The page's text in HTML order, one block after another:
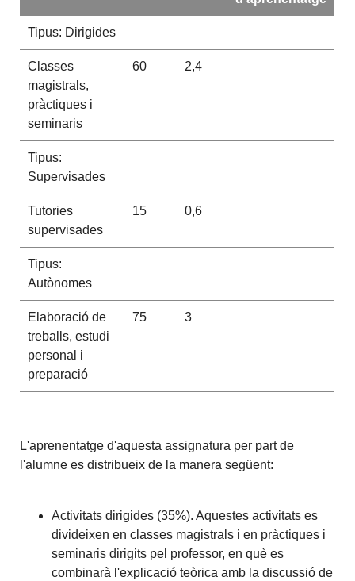
Tipus: Dirigides
Classes
magistrals,
pràctiques i
seminaris
60 2,4
Tipus:
Supervisades
Tutories
supervisades
15 0,6
Tipus:
Autònomes
Elaboració de
treballs, estudi
personal i
preparació
75 3
L'aprenentatge d'aquesta assignatura per part de
l'alumne es distribueix de la manera següent:
Activitats dirigides (35%). Aquestes activitats es
divideixen en classes magistrals i en pràctiques i
seminaris dirigits pel professor, en què es
combinarà l'explicació teòrica amb la discussió de